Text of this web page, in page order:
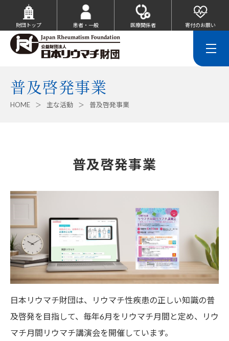
普及啓発事業
HOME 主な活動 普及啓発事業
普及啓発事業
日本リウマチ財団は、リウマチ性疾患の正しい知識の普
及啓発を目指して、毎年6月をリウマチ月間と定め、リウ
マチ月間リウマチ講演会を開催しています。
財団トップ 患者・一般 医療関係者 寄付のお願い